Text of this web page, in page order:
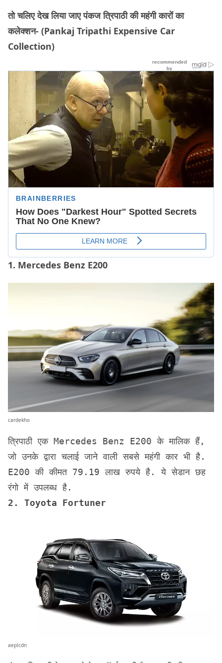
तो चलिए देख लिया जाए पंकज त्रिपाठी की महंगी कारों का
कलेक्शन- (Pankaj Tripathi Expensive Car
Collection)
1. Mercedes Benz E200
cardekho
त्रिपाठी एक Mercedes Benz E200 के मालिक हैं,
जो उनके द्वारा चलाई जाने वाली सबसे महंगी कार भी है.
E200 की कीमत 79.19 लाख रुपये है. ये सेडान छह
रंगो में उपलब्ध है.
2. Toyota Fortuner
aeplcdn